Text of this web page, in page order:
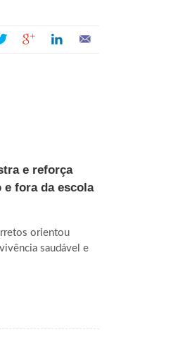
e reforça
fora da escola
orientou
saudável e